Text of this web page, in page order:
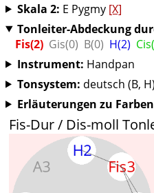
Skala 2: E Pygmy [X]
Tonleiter-Abdeckung
Fis(2) Gis(0) B(0) H(2)
Instrument: Handpan
Tonsystem: deutsch (B, H)
Erläuterungen zu
Fis-Dur / Dis-moll